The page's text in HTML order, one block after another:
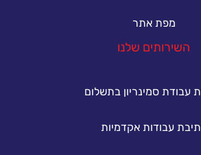
מפת אתר
השירותים שלנו
עבודת סמינריון בתשלום
עבודות אקדמיות